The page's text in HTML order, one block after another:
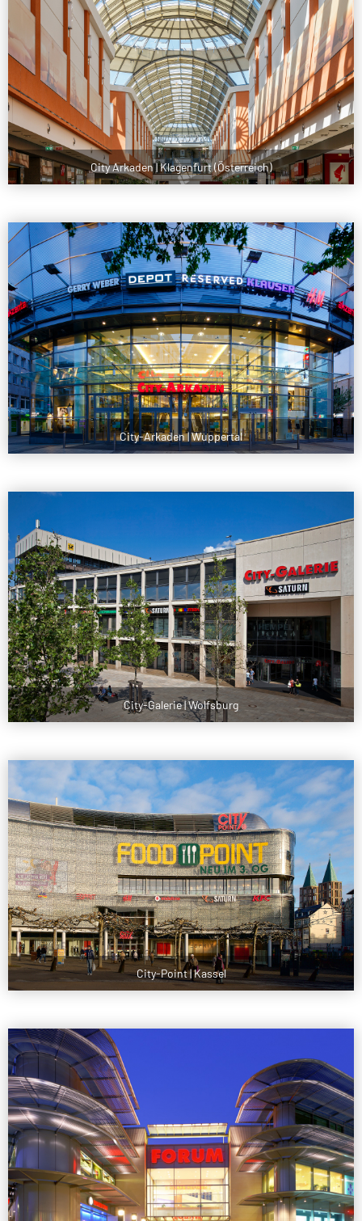
City Arkaden | Klagenfurt (Österreich)
City-Arkaden | Wuppertal
City-Galerie | Wolfsburg
City-Point | Kassel